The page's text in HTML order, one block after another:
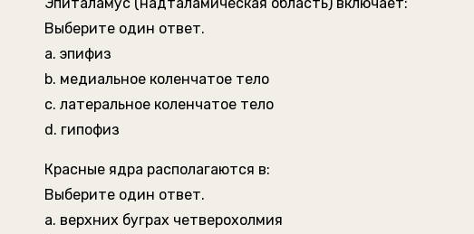
Выберите один ответ.
a. эпифиз
b. медиальное коленчатое тело
c. латеральное коленчатое тело
d. гипофиз
Красные ядра располагаются в:
Выберите один ответ.
a. верхних буграх четверохолмия